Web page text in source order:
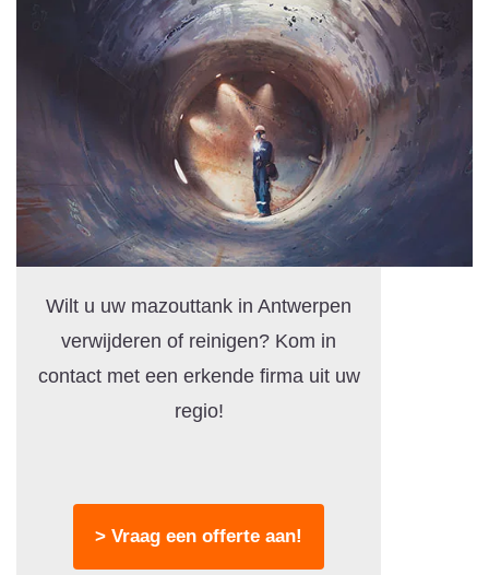
Wilt u uw mazouttank in Antwerpen
verwijderen of reinigen? Kom in
contact met een erkende firma uit uw
regio!
> Vraag een offerte aan!